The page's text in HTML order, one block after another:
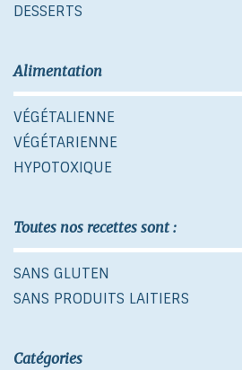
DESSERTS
Alimentation
VÉGÉTALIENNE
VÉGÉTARIENNE
HYPOTOXIQUE
Toutes nos recettes sont :
SANS GLUTEN
SANS PRODUITS LAITIERS
Catégories